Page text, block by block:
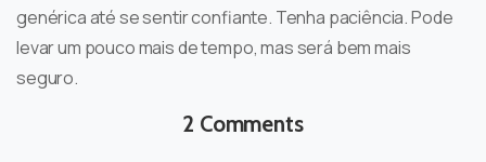
genérica até se sentir confiante. Tenha paciência. Pode
levar um pouco mais de tempo, mas será bem mais
seguro.
2 Comments